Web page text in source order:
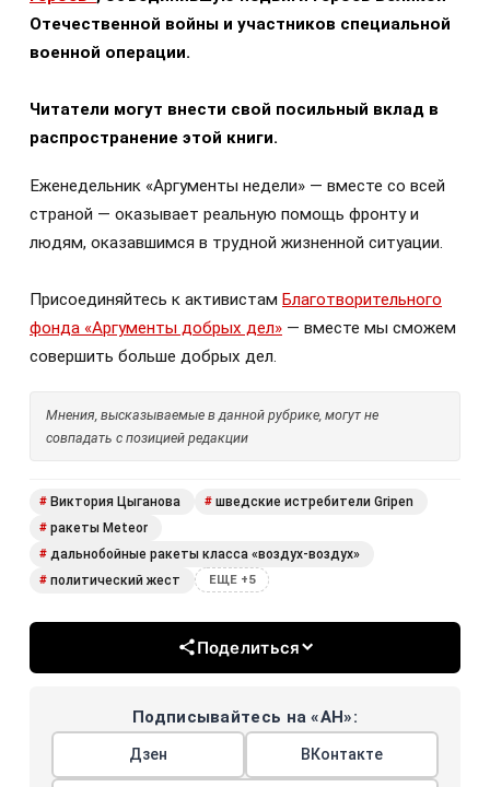
Отечественной войны и участников специальной
военной операции.
Читатели могут внести свой посильный вклад в
распространение этой книги.
Еженедельник «Аргументы недели» — вместе со всей
страной — оказывает реальную помощь фронту и
людям, оказавшимся в трудной жизненной ситуации.
Присоединяйтесь к активистам Благотворительного
фонда «Аргументы добрых дел» — вместе мы сможем
совершить больше добрых дел.
Мнения, высказываемые в данной рубрике, могут не
совпадать с позицией редакции
# Виктория Цыганова # шведские истребители Gripen
# ракеты Meteor
# дальнобойные ракеты класса «воздух-воздух»
# политический жест ЕЩЕ +5
Поделиться
Подписывайтесь на «АН»:
Дзен ВКонтакте